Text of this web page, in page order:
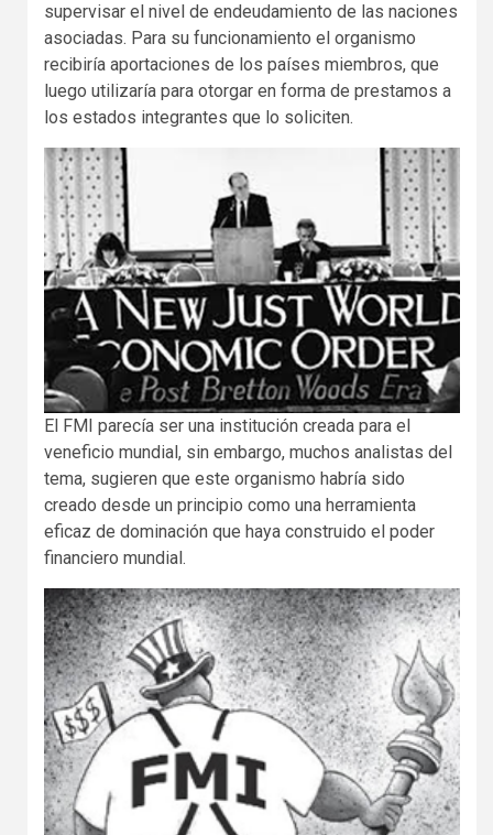
supervisar el nivel de endeudamiento de las naciones
asociadas. Para su funcionamiento el organismo
recibiría aportaciones de los países miembros, que
luego utilizaría para otorgar en forma de prestamos a
los estados integrantes que lo soliciten.
El FMI parecía ser una institución creada para el
veneficio mundial, sin embargo, muchos analistas del
tema, sugieren que este organismo habría sido
creado desde un principio como una herramienta
eficaz de dominación que haya construido el poder
financiero mundial.